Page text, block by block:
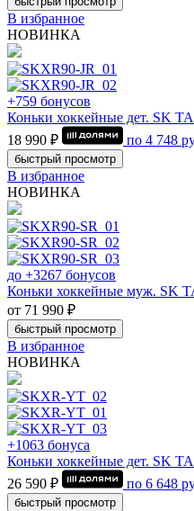
В избранное
НОВИНКА
+759 бонусов
Коньки хоккейные дет. SK
18 990 ₽
по 4 748
быстрый просмотр
В избранное
НОВИНКА
до +3267 бонусов
Коньки хоккейные муж. SK
от 71 990 ₽
быстрый просмотр
В избранное
НОВИНКА
+1063 бонуса
Коньки хоккейные дет. SK
26 590 ₽
по 6 648
быстрый просмотр